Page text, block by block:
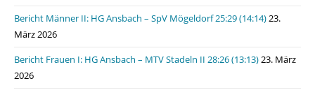
Bericht Männer II: HG Ansbach – SpV Mögeldorf 25:29 (14:14)23.
März 2026
Bericht Frauen I: HG Ansbach – MTV Stadeln II 28:26 (13:13)23. März
2026